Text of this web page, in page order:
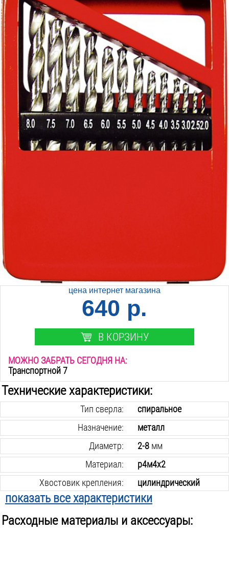
цена интернет магазина
640 р.
В КОРЗИНУ
МОЖНО ЗАБРАТЬ СЕГОДНЯ НА:
Транспортной 7
Технические характеристики:
Тип сверла:
спиральное
Назначение:
металл
Диаметр:
2-8мм
Материал:
р4м4х2
Хвостовик крепления:
цилиндрический
Количество сверл в наборе:
13шт.
Вес инструмента:
0.4кг
показать все характеристики
Расходные материалы и аксессуары: